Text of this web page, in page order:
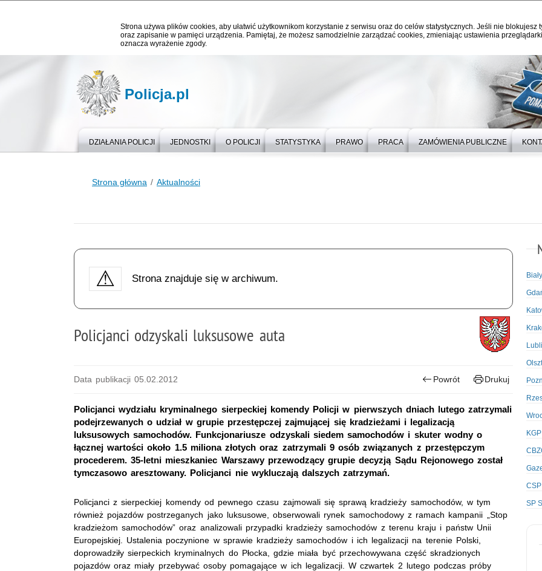
Strona używa plików cookies, aby ułatwić użytkownikom korzystanie z serwisu oraz do celów statystycznych. Jeśli nie blokujesz
oraz zapisanie w pamięci urządzenia. Pamiętaj, że możesz samodzielnie zarządzać cookies, zmieniając ustawienia
oznacza wyrażenie zgody.
Policja.pl
DZIAŁANIA POLICJI JEDNOSTKI O POLICJI STATYSTYKA PRAWO PRACA ZAMÓWIENIA PUBLICZNE
Strona główna Aktualności
Strona znajduje się w archiwum.
Policjanci odzyskali luksusowe auta
Data publikacji 05.02.2012 Powrót Drukuj
Policjanci wydziału kryminalnego sierpeckiej komendy Policji w pierwszych dniach lutego zatrzymali
podejrzewanych o udział w grupie przestępczej zajmującej się kradzieżami i legalizacją
luksusowych samochodów. Funkcjonariusze odzyskali siedem samochodów i skuter wodny o
łącznej wartości około 1.5 miliona złotych oraz zatrzymali 9 osób związanych z przestępczym
procederem. 35-letni mieszkaniec Warszawy przewodzący grupie decyzją Sądu Rejonowego został
tymczasowo aresztowany. Policjanci nie wykluczają dalszych zatrzymań.
Policjanci z sierpeckiej komendy od pewnego czasu zajmowali się sprawą kradzieży samochodów, w tym
również pojazdów postrzeganych jako luksusowe, obserwowali rynek samochodowy z ramach kampanii „Stop
kradzieżom samochodów” oraz analizowali przypadki kradzieży samochodów z terenu kraju i państw Unii
Europejskiej. Ustalenia poczynione w sprawie kradzieży samochodów i ich legalizacji na terenie Polski,
doprowadziły sierpeckich kryminalnych do Płocka, gdzie miała być przechowywana część skradzionych
pojazdów oraz miały przebywać osoby pomagające w ich legalizacji. W czwartek 2 lutego podczas próby
KGP
SP